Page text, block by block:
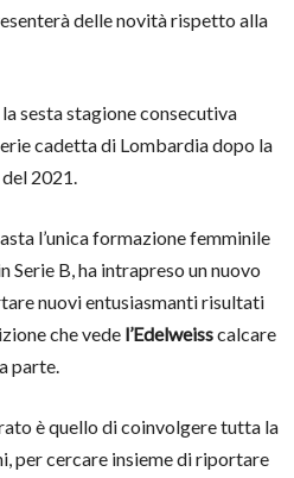
delle novità rispetto alla
sesta stagione consecutiva
cadetta di Lombardia dopo la
2021.
l’unica formazione femminile
Serie B, ha intrapreso un nuovo
nuovi entusiasmanti risultati
che vede l’Edelweisscalcare
parte.
è quello di coinvolgere tutta la
per cercare insieme di riportare